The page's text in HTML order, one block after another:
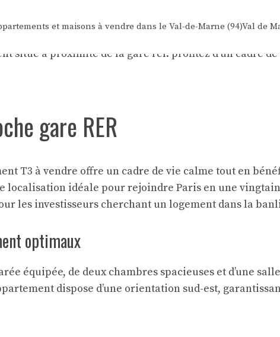
et maisons à vendre dans le Val-de-Marne (94)Val de
gare RER
T3 à vendre offre un cadre de vie calme tout en
localisation idéale pour rejoindre Paris en une
les investisseurs cherchant un logement dans la
optimaux
équipée, de deux chambres spacieuses et d’une
dispose d’une orientation sud-est,